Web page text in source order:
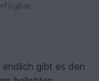
gibt es den